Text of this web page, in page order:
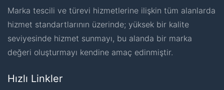
Marka tescili ve türevi hizmetlerine ilişkin tüm alanlarda
hizmet standartlarının üzerinde; yüksek bir kalite
seviyesinde hizmet sunmayı, bu alanda bir marka
değeri oluşturmayı kendine amaç edinmiştir.
Hızlı Linkler